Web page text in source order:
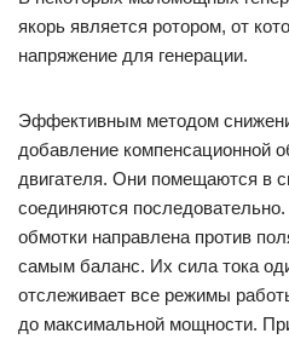
якорь является ротором, от
напряжение для генерации.
Эффективным методом
добавление компенсационной
двигателя. Они помещаются в
соединяются
обмотки направлена против
самым баланс. Их сила тока
отслеживает все режимы
до максимальной мощности.